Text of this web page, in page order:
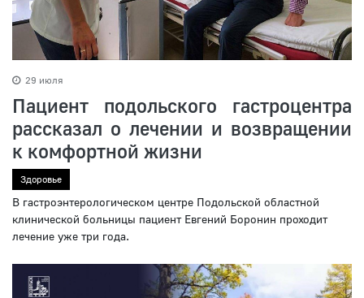
29 июля
Пациент подольского гастроцентра
рассказал о лечении и возвращении
к комфортной жизни
Здоровье
В гастроэнтерологическом центре Подольской областной
клинической больницы пациент Евгений Боронин проходит
лечение уже три года.